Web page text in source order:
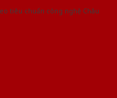
tiêu chuẩn công nghệ Châu